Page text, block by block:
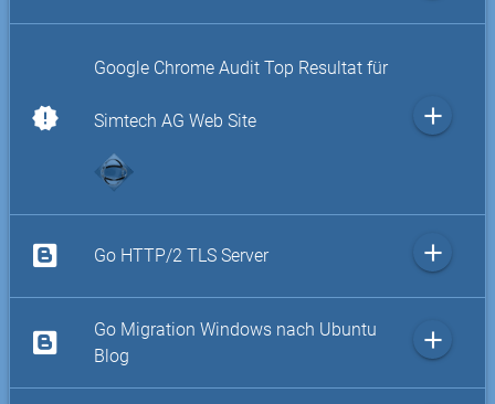
new_releases
Google Chrome Audit Top Resultat für
Simtech AG Web Site add
Go HTTP/2 TLS Server add
Go Migration Windows nach Ubuntu
Blog
add